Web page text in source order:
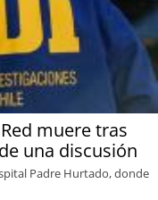
muere tras
una discusión
Padre Hurtado, donde